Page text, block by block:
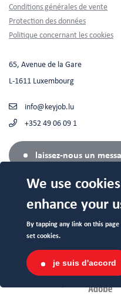
Footer
Conditions générales de vente
Protection des données
Politique concernant les cookies
65, Avenue de la Gare
L-1611 Luxembourg
info@keyjob.lu
+352 49 06 09 1
laissez-nous un
Professionnelle du Ministère de
We use
enhance your
By tapping any link on this
set cookies.
je suis d'accord